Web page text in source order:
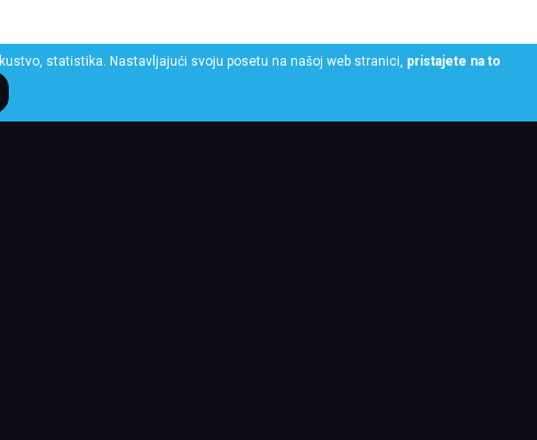
statistika. Nastavljajući svoju posetu na našoj web stranici, pristajete na to